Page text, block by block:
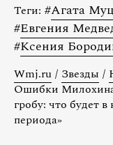
Теги: #Агата
#Евгения
#Ксения
Wmj.ru / Звезды /
Ошибки
гробу: что будет
периода»